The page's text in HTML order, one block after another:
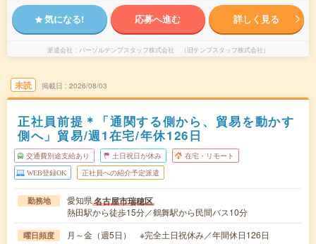
気になる! 応募へ進む 詳しく見る
派遣会社 パーソルテンプスタッフ株式会社 （旧テンプスタッフ株式会社）
未読 掲載日 2026/08/03
正社員前提＊「通関する側から、貿易を動かす
側へ」貿易/週1在宅/年休126日
交通費別途支給あり 土日祝日が休み 在宅・リモート
WEB登録OK 正社員への紹介予定派遣
勤務地 愛知県名古屋市瑞穂区
熱田駅から徒歩15分／鶴舞駅から民間バス10分
曜日頻度 月～金（週5日） ※完全土日祝休み／年間休日126日